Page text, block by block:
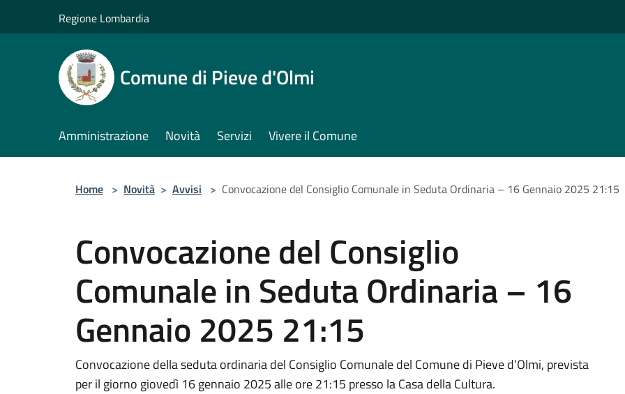
Regione Lombardia
Comune di Pieve d'Olmi
Amministrazione Novità Servizi Vivere il Comune
Home > Novità > Avvisi > Convocazione del Consiglio Comunale in Seduta Ordinaria – 16 Gennaio 2025 21:15
Convocazione del Consiglio
Comunale in Seduta Ordinaria – 16
Gennaio 2025 21:15
Convocazione della seduta ordinaria del Consiglio Comunale del Comune di Pieve d’Olmi, prevista
per il giorno giovedì 16 gennaio 2025 alle ore 21:15 presso la Casa della Cultura.